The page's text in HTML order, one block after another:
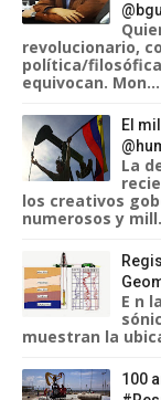
revolucionario,
política/
equivocan. Mon...
El
La
los creativos
numerosos y
E n
muestran la
100